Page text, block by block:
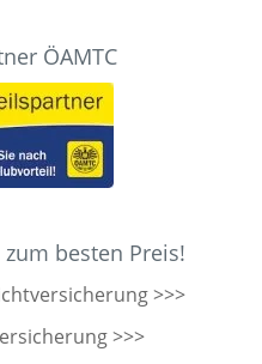
ÖAMTC
besten Preis!
>>>
>>>